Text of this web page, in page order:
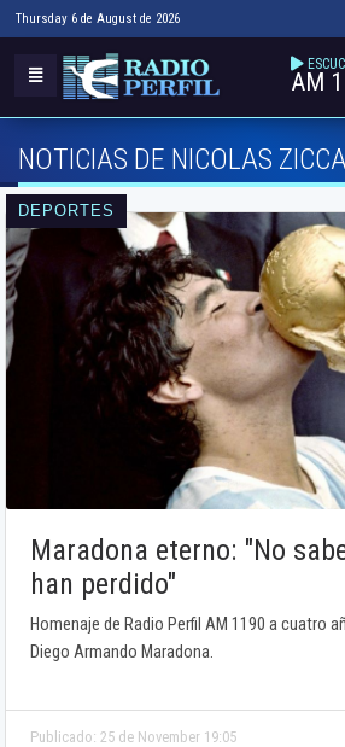
Thursday 6 de August de 2026
AM
NOTICIAS DE NICOLAS
DEPORTES
Maradona eterno: "No
han perdido"
Homenaje de Radio Perfil AM 1190 a cuatro
Diego Armando Maradona.
Publicado: 25 de November 19:05